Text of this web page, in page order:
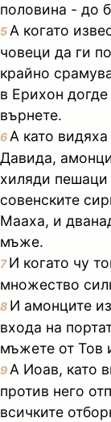
половина - до
5 А когато
човеци да ги
крайно
в Ерихон
върнете.
6 А като
Давида,
хиляди пешаци
совенските
Мааха, и
мъже.
7И когато чу
множество
8 И амонците
входа на
мъжете от Тов
9 А Иоав, като
против него
всичките